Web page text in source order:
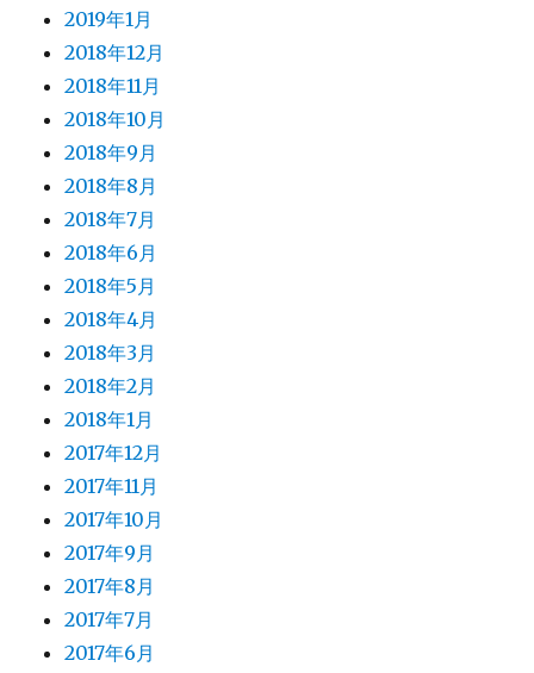
2019年1月
2018年12月
2018年11月
2018年10月
2018年9月
2018年8月
2018年7月
2018年6月
2018年5月
2018年4月
2018年3月
2018年2月
2018年1月
2017年12月
2017年11月
2017年10月
2017年9月
2017年8月
2017年7月
2017年6月